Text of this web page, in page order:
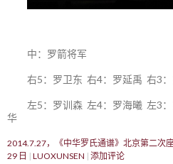
中：罗箭将军
右5：罗卫东 右4：罗延禹 右3
左5：罗训森 左4：罗海曦 左3
华
2014.7.27，《中华罗氏通谱》北京第二次
29 日
LUOXUNSEN 添加评论